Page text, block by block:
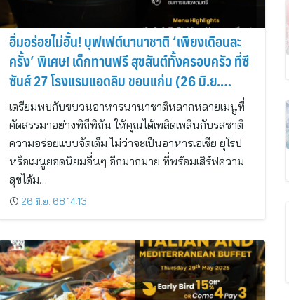
อิ่มอร่อยไม่อั้น! บุฟเฟต์นานาชาติ ‘เพียงเดือนละ
ครั้ง’ พิเศษ! เด็กทานฟรี สุขสันต์ทั้งครอบครัว ที่ซี
ซันส์ 27 โรงแรมแอดลิบ ขอนแก่น (26 มิ.ย.
2568)
เตรียมพบกับขบวนอาหารนานาชาติหลากหลายเมนูที่
คัดสรรมาอย่างพิถีพิถัน ให้คุณได้เพลิดเพลินกับรสชาติ
ความอร่อยแบบจัดเต็ม ไม่ว่าจะเป็นอาหารเอเชีย ยุโรป
หรือเมนูยอดนิยมอื่นๆ อีกมากมาย ที่พร้อมเสิร์ฟความ
สุขได้ม…
26 มิ.ย. 68 14:13